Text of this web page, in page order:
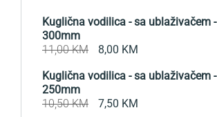
Kuglična vodilica - sa ublaživačem -
300mm
11,00KM
Original
was:
8,00 KM
is:
Kuglična vodilica - sa ublaživačem -
250mm
10,50KM
Original
7,50 KM